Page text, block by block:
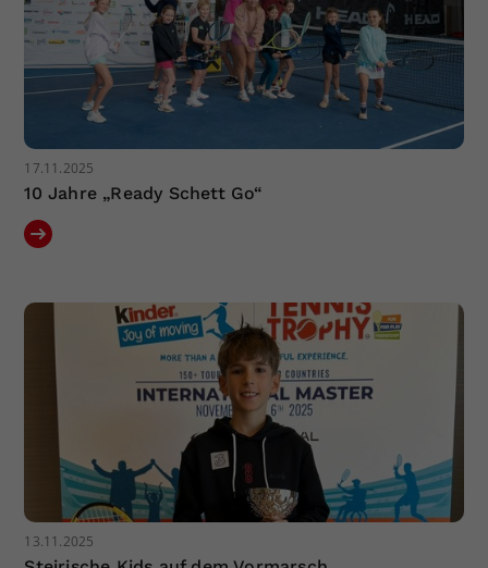
17.11.2025
10 Jahre „Ready Schett Go“
13.11.2025